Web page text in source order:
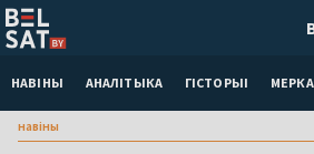
НАВІНЫ АНАЛІТЫКА ГІСТОРЫІ
навіны